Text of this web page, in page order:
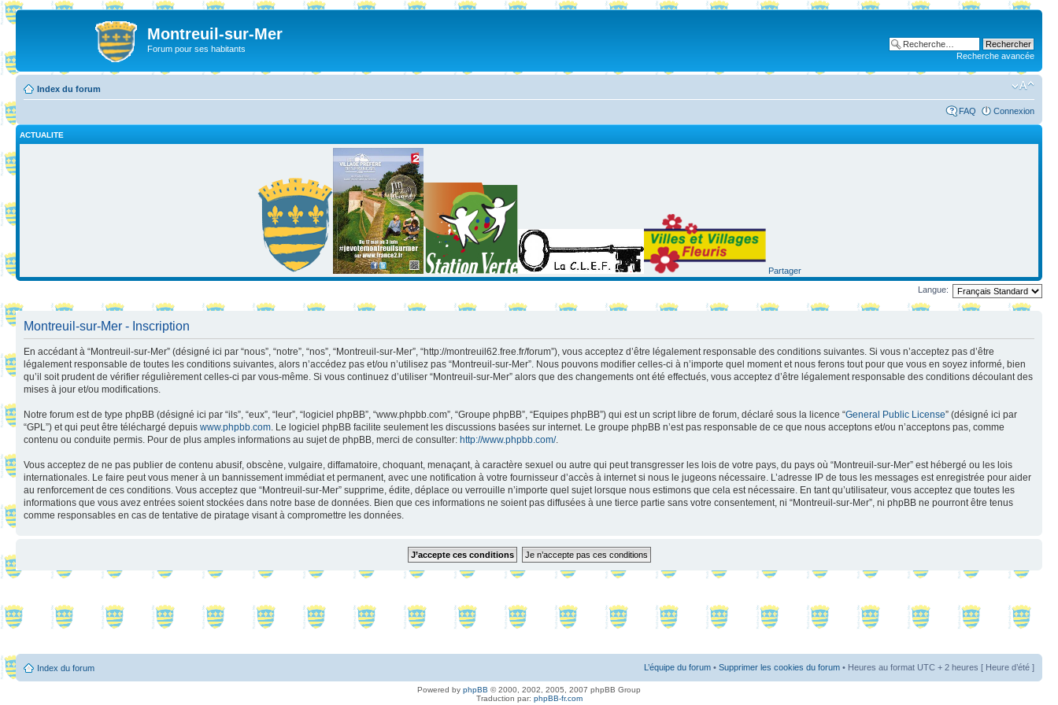
Montreuil-sur-Mer
Forum pour ses habitants
Recherche avancée
Index du forum
FAQ Connexion
ACTUALITE
Partager
Langue:
Montreuil-sur-Mer - Inscription
En accédant à “Montreuil-sur-Mer” (désigné ici par “nous”, “notre”, “nos”, “Montreuil-sur-Mer”, “http://montreuil62.free.fr/forum”), vous acceptez d’être légalement responsable des conditions suivantes. Si vous n’acceptez pas d’être
légalement responsable de toutes les conditions suivantes, alors n’accédez pas et/ou n’utilisez pas “Montreuil-sur-Mer”. Nous pouvons modifier celles-ci à n’importe quel moment et nous ferons tout pour que vous en soyez informé, bien
qu’il soit prudent de vérifier régulièrement celles-ci par vous-même. Si vous continuez d’utiliser “Montreuil-sur-Mer” alors que des changements ont été effectués, vous acceptez d’être légalement responsable des conditions découlant des
mises à jour et/ou modifications.
Notre forum est de type phpBB (désigné ici par “ils”, “eux”, “leur”, “logiciel phpBB”, “www.phpbb.com”, “Groupe phpBB”, “Equipes phpBB”) qui est un script libre de forum, déclaré sous la licence “General Public License” (désigné ici par
“GPL”) et qui peut être téléchargé depuis www.phpbb.com. Le logiciel phpBB facilite seulement les discussions basées sur internet. Le groupe phpBB n’est pas responsable de ce que nous acceptons et/ou n’acceptons pas, comme
contenu ou conduite permis. Pour de plus amples informations au sujet de phpBB, merci de consulter: http://www.phpbb.com/.
Vous acceptez de ne pas publier de contenu abusif, obscène, vulgaire, diffamatoire, choquant, menaçant, à caractère sexuel ou autre qui peut transgresser les lois de votre pays, du pays où “Montreuil-sur-Mer” est hébergé ou les lois
internationales. Le faire peut vous mener à un bannissement immédiat et permanent, avec une notification à votre fournisseur d’accès à internet si nous le jugeons nécessaire. L’adresse IP de tous les messages est enregistrée pour aider
au renforcement de ces conditions. Vous acceptez que “Montreuil-sur-Mer” supprime, édite, déplace ou verrouille n’importe quel sujet lorsque nous estimons que cela est nécessaire. En tant qu’utilisateur, vous acceptez que toutes les
informations que vous avez entrées soient stockées dans notre base de données. Bien que ces informations ne soient pas diffusées à une tierce partie sans votre consentement, ni “Montreuil-sur-Mer”, ni phpBB ne pourront être tenus
comme responsables en cas de tentative de piratage visant à compromettre les données.
Index du forum L’équipe du forum • Supprimer les cookies du forum • Heures au format UTC + 2 heures [ Heure d’été ]
Powered by phpBB © 2000, 2002, 2005, 2007 phpBB Group
Traduction par: phpBB-fr.com